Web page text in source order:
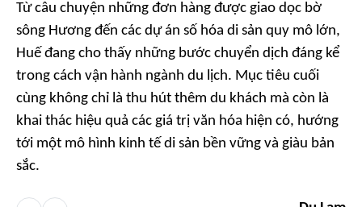
Từ câu chuyện những đơn hàng được giao dọc bờ
sông Hương đến các dự án số hóa di sản quy mô lớn,
Huế đang cho thấy những bước chuyển dịch đáng kể
trong cách vận hành ngành du lịch. Mục tiêu cuối
cùng không chỉ là thu hút thêm du khách mà còn là
khai thác hiệu quả các giá trị văn hóa hiện có, hướng
tới một mô hình kinh tế di sản bền vững và giàu bản
sắc.